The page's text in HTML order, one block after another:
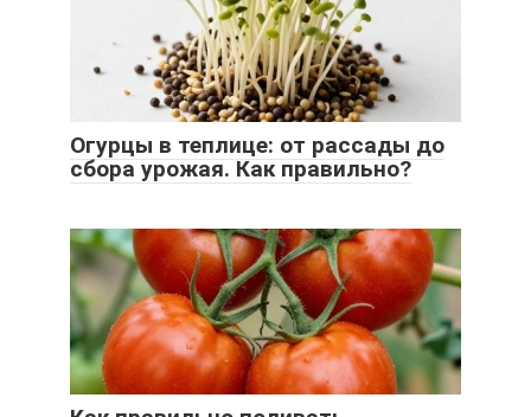
Огурцы в теплице: от рассады до
сбора урожая. Как правильно?